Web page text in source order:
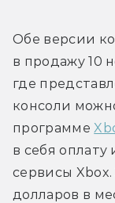
Обе версии
в продажу 10
где
консоли
программе
в себя
сервисы
долларов в